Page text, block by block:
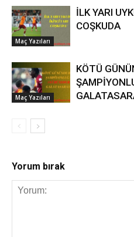
Maç Yazıları
İLK YARI
COŞKUDA
Maç Yazıları
KÖTÜ
Yorum bırak